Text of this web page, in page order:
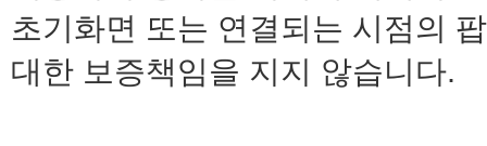
초기화면 또는 연결되는 시점의
대한 보증책임을 지지 않습니다.